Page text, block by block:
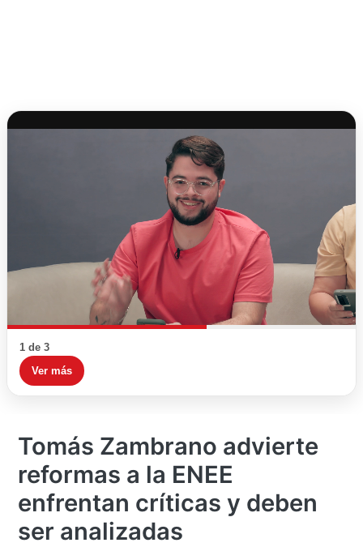
1 de 3
Ver más
Tomás Zambrano advierte
reformas a la ENEE
enfrentan críticas y deben
ser analizadas